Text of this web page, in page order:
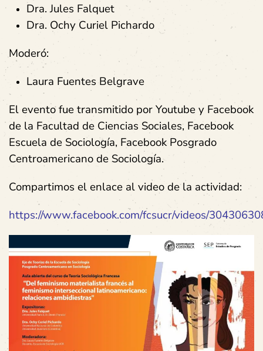
Dra. Jules Falquet
Dra. Ochy Curiel Pichardo
Moderó:
Laura Fuentes Belgrave
El evento fue transmitido por Youtube y Facebook
de la Facultad de Ciencias Sociales, Facebook
Escuela de Sociología, Facebook Posgrado
Centroamericano de Sociología.
Compartimos el enlace al video de la actividad:
https://www.facebook.com/fcsucr/videos/